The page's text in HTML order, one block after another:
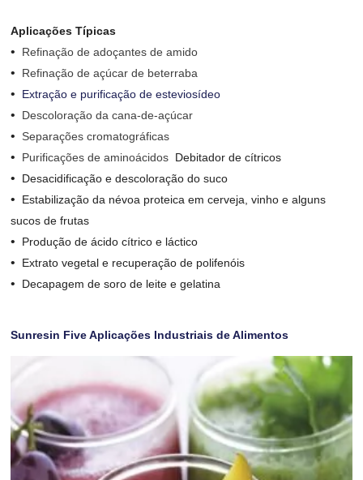
Aplicações Típicas
• Refinação de adoçantes de amido
• Refinação de açúcar de beterraba
• Extração e purificação de esteviosídeo
• Descoloração da cana-de-açúcar
• Separações cromatográficas
• Purificações de aminoácidos Debitador de cítricos
• Desacidificação e descoloração do suco
• Estabilização da névoa proteica em cerveja, vinho e alguns
sucos de frutas
• Produção de ácido cítrico e láctico
• Extrato vegetal e recuperação de polifenóis
• Decapagem de soro de leite e gelatina
Sunresin Five Aplicações Industriais de Alimentos